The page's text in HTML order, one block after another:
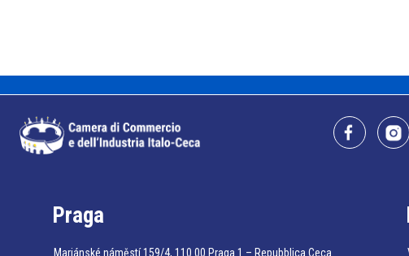
Praga
Mariánské náměstí 159/4, 110 00 Praga 1 – Repubblica Ceca